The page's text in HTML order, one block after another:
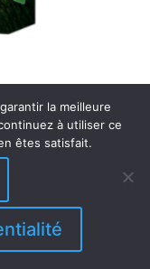
Distributeur
-CGV 2026
la meilleure
à utiliser ce
êtes satisfait.